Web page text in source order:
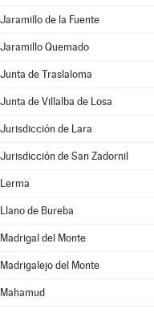
Jaramillo de la Fuente
Jaramillo Quemado
Junta de Traslaloma
Junta de Villalba de Losa
Jurisdicción de Lara
Jurisdicción de San Zadornil
Lerma
Llano de Bureba
Madrigal del Monte
Madrigalejo del Monte
Mahamud